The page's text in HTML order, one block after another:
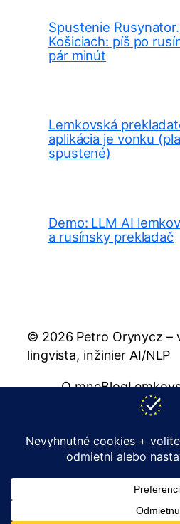
Spustenie
Košiciach: píš po
pár minút
Lemkovská
aplikácia je vonku
spustené)
Demo: LLM AI
a rusínsky prekladač
© 2026 Petro Orynycz –
lingvista, inžinier AI/NLP
O mneBlog
Rusínsky prekladač